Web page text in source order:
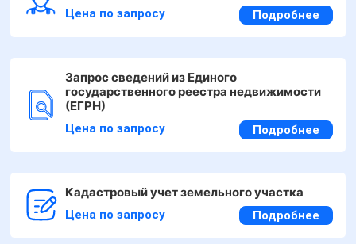
Цена по запросу Подробнее
Запрос сведений из Единого
государственного реестра недвижимости
(ЕГРН)
Цена по запросу Подробнее
Кадастровый учет земельного участка
Цена по запросу Подробнее